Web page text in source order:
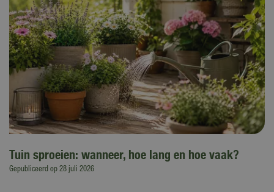
Tuin sproeien: wanneer, hoe lang en hoe vaak?
Gepubliceerd op 28 juli 2026